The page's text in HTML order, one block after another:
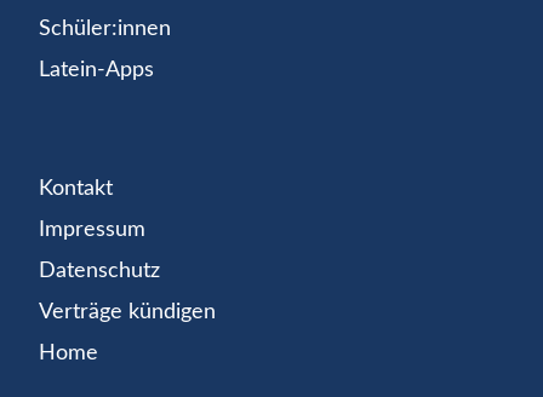
Schüler:innen
Latein-Apps
Kontakt
Impressum
Datenschutz
Verträge kündigen
Home